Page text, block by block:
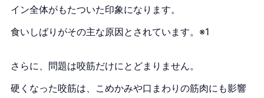
イン全体がもたついた印象になります。
食いしばりがその主な原因とされています。※1
さらに、問題は咬筋だけにとどまりません。
硬くなった咬筋は、こめかみや口まわりの筋肉にも影響